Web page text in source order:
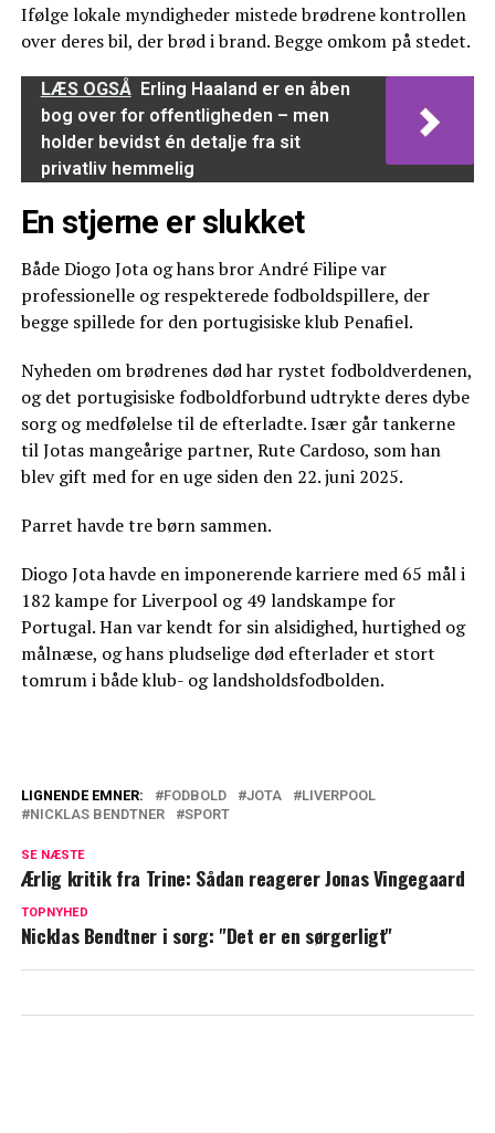
Ifølge lokale myndigheder mistede brødrene kontrollen
over deres bil, der brød i brand. Begge omkom på stedet.
LÆS OGSÅ Erling Haaland er en åben
bog over for offentligheden – men
holder bevidst én detalje fra sit
privatliv hemmelig
En stjerne er slukket
Både Diogo Jota og hans bror André Filipe var
professionelle og respekterede fodboldspillere, der
begge spillede for den portugisiske klub Penafiel.
Nyheden om brødrenes død har rystet fodboldverdenen,
og det portugisiske fodboldforbund udtrykte deres dybe
sorg og medfølelse til de efterladte. Især går tankerne
til Jotas mangeårige partner, Rute Cardoso, som han
blev gift med for en uge siden den 22. juni 2025.
Parret havde tre børn sammen.
Diogo Jota havde en imponerende karriere med 65 mål i
182 kampe for Liverpool og 49 landskampe for
Portugal. Han var kendt for sin alsidighed, hurtighed og
målnæse, og hans pludselige død efterlader et stort
tomrum i både klub- og landsholdsfodbolden.
Nicklas Bendtner i sorg: "Det er en
Babylykke på fodboldlandsholdet: Skal
LIGNENDE EMNER: FODBOLD JOTA
LIVERPOOL
NICKLAS BENDTNER
SPORT
SE NÆSTE
Ærlig kritik fra Trine: Sådan reagerer Jonas Vingegaard
TOPNYHED
Nicklas Bendtner i sorg: "Det er en sørgerligt"